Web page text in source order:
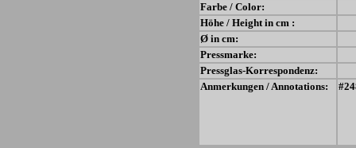
Farbe / Color:
Höhe / Height in cm :
Ø in cm:
Pressmarke:
Pressglas-Korrespondenz:
Anmerkungen / Annotations: